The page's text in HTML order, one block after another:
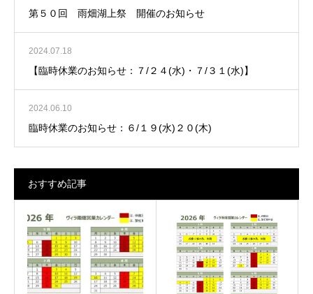
第５０回 雨畑湖上祭 開催のお知らせ
2024.07.18
【臨時休業のお知らせ：７/２４(水)・７/３１(水)】
2024.06.10
臨時休業のお知らせ：６/１９(水)２０(木)
おすすめ記事